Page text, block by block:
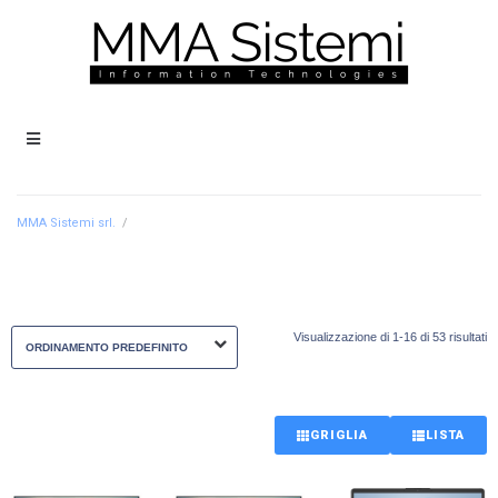
MMA Sistemi srl. /
Visualizzazione di 1-16 di 53 risultati
GRIGLIA LISTA